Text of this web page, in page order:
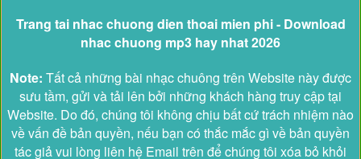
Trang tai nhac chuong dien thoai mien phi - Download
nhac chuong mp3 hay nhat 2026
Note: Tất cả những bài nhạc chuông trên Website này được
sưu tầm, gửi và tải lên bởi những khách hàng truy cập tại
Website. Do đó, chúng tôi không chịu bất cứ trách nhiệm nào
về vấn đề bản quyền, nếu bạn có thắc mắc gì về bản quyền
tác giả vui lòng liên hệ Email trên để chúng tôi xóa bỏ khỏi